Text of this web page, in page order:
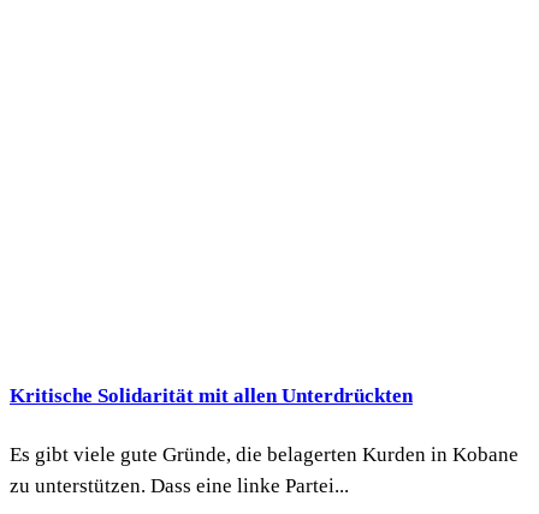
Kritische Solidarität mit allen Unterdrückten
Es gibt viele gute Gründe, die belagerten Kurden in Kobane
zu unterstützen. Dass eine linke Partei...